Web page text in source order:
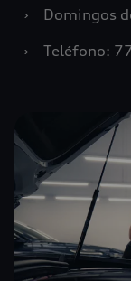
›
Domingos
›
Teléfono: